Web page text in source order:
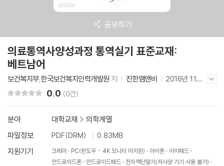
공유하기
의료통역사양성과정 통역실기 표준교재:
베트남어
보건복지부, 한국보건복지인력개발원 저 진한엠앤비
2016년 11월
28일
0.0 (0건)
분야 대학교재 > 의학계열
파일정보
PDF(DRM)
0.83MB
지원기기
크레마 PC(윈도우 - 4K 모니터 미지원) 아이폰
아이패드
안드로이드폰
안드로이드패드
전자책단말기(저사양 기기 사용 불가)